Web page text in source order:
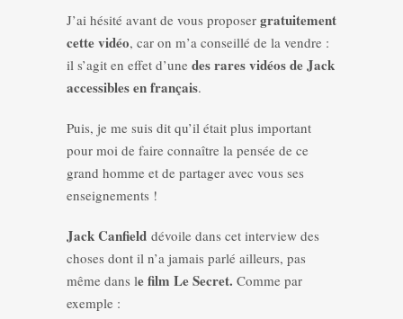
J’ai hésité avant de vous proposer gratuitement
cette vidéo, car on m’a conseillé de la vendre :
il s’agit en effet d’une des rares vidéos de Jack
accessibles en français.
Puis, je me suis dit qu’il était plus important
pour moi de faire connaître la pensée de ce
grand homme et de partager avec vous ses
enseignements !
Jack Canfield dévoile dans cet interview des
choses dont il n’a jamais parlé ailleurs, pas
même dans le film Le Secret. Comme par
exemple :